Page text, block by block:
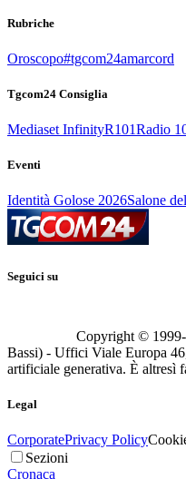
Rubriche
Oroscopo#tgcom24amarcord
Tgcom24 Consiglia
Mediaset InfinityR101Radio
Eventi
Identità Golose 2026Salone
Seguici su
Copyright © 1999-
Bassi) - Uffici Viale Europa
artificiale generativa. È altresì
Legal
CorporatePrivacy Policy
Sezioni
Cronaca